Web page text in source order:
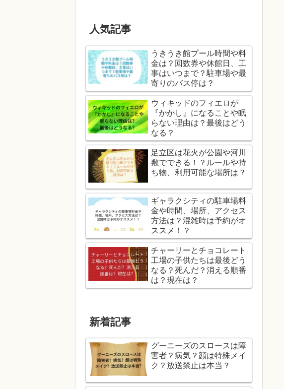
人気記事
うきうき館プール時間や料
金は？回数券や休館日、工
事はいつまで？駐車場や最
寄りのバス停は？
ウィキッドのフィエロが
『かかし』になることや眠
らない理由は？最後はどう
なる？
足立区は花火が公園や河川
敷でできる！？ルールや持
ち物、利用可能な場所は？
ギャラクシティの駐車場料
金や時間、場所、アクセス
方法は？混雑時は予約がオ
ススメ！？
チャーリーとチョコレート
工場の子供たちは最後どう
なる？死んだ？消える順番
は？現在は？
新着記事
グーニーズのスロースは障
害者？病気？顔は特殊メイ
ク？放送禁止は本当？